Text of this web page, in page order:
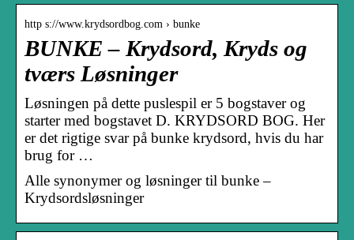
http s://www.krydsordbog.com › bunke
BUNKE – Krydsord, Kryds og
tværs Løsninger
Løsningen på dette puslespil er 5 bogstaver og
starter med bogstavet D. KRYDSORD BOG. Her
er det rigtige svar på bunke krydsord, hvis du har
brug for …
Alle synonymer og løsninger til bunke –
Krydsordsløsninger